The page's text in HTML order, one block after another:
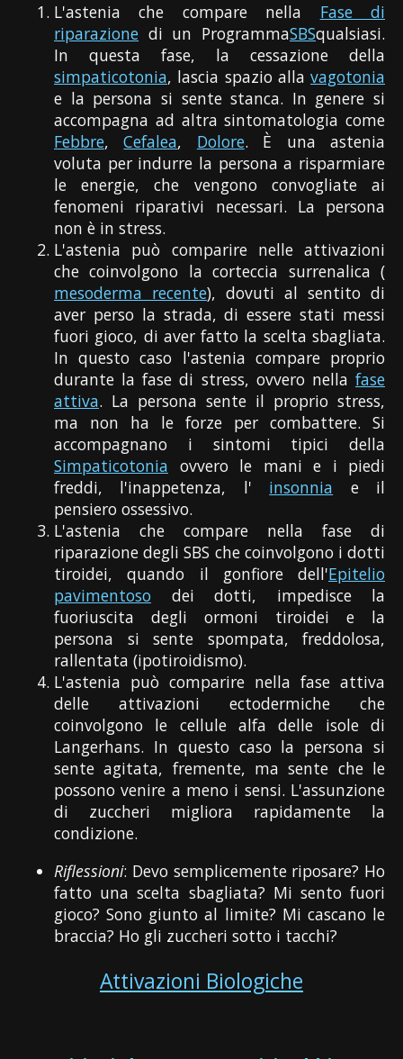
L'astenia che compare nella Fase di
riparazione di un ProgrammaSBSqualsiasi.
In questa fase, la cessazione della
simpaticotonia, lascia spazio alla vagotonia
e la persona si sente stanca. In genere si
accompagna ad altra sintomatologia come
Febbre,Cefalea, Dolore. È una astenia
voluta per indurre la persona a risparmiare
le energie, che vengono convogliate ai
fenomeni riparativi necessari. La persona
non è in stress.
L'astenia può comparire nelle attivazioni
che coinvolgono la corteccia surrenalica (
mesoderma recente), dovuti al sentito di
aver perso la strada, di essere stati messi
fuori gioco, di aver fatto la scelta sbagliata.
In questo caso l'astenia compare proprio
durante la fase di stress, ovvero nella fase
attiva. La persona sente il proprio stress,
ma non ha le forze per combattere. Si
accompagnano i sintomi tipici della
Simpaticotonia ovvero le mani e i piedi
freddi, l'inappetenza, l' insonnia e il
pensiero ossessivo.
L'astenia che compare nella fase di
riparazione degli SBS che coinvolgono i dotti
tiroidei, quando il gonfiore dell'Epitelio
pavimentoso dei dotti, impedisce la
fuoriuscita degli ormoni tiroidei e la
persona si sente spompata, freddolosa,
rallentata (ipotiroidismo).
L'astenia può comparire nella fase attiva
delle attivazioni ectodermiche che
coinvolgono le cellule alfa delle isole di
Langerhans. In questo caso la persona si
sente agitata, fremente, ma sente che le
possono venire a meno i sensi. L'assunzione
di zuccheri migliora rapidamente la
condizione.
Riflessioni: Devo semplicemente riposare? Ho
fatto una scelta sbagliata? Mi sento fuori
gioco? Sono giunto al limite? Mi cascano le
braccia? Ho gli zuccheri sotto i tacchi?
Attivazioni Biologiche